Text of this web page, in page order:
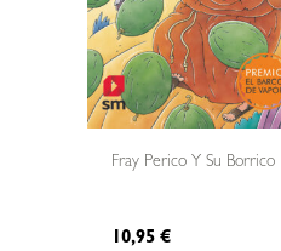
Fray Perico Y Su Borrico
10,95€